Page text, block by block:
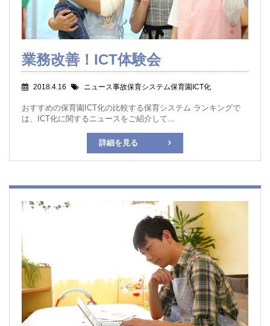
業務改善！ICT体験会
2018.4.16 ニュース事故保育システム保育園ICT化
おすすめの保育園ICT化の比較する保育システム ランキングで
は、ICT化に関するニュースをご紹介して...
詳細を見る